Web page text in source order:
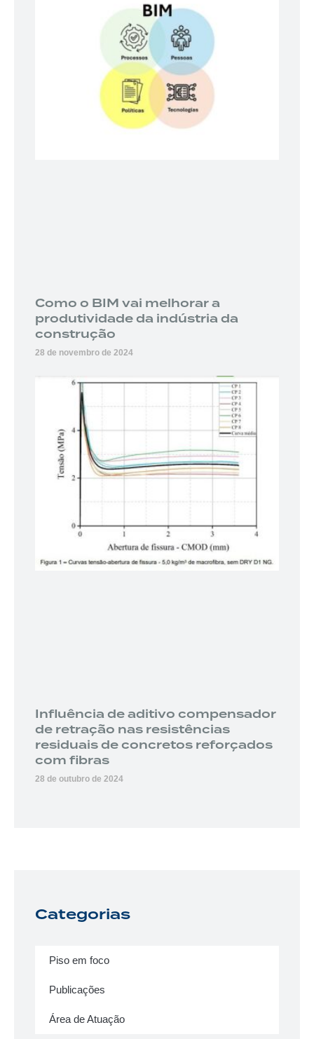
Como o BIM vai melhorar a
produtividade da indústria da
construção
28 de novembro de 2024
Influência de aditivo compensador
de retração nas resistências
residuais de concretos reforçados
com fibras
28 de outubro de 2024
Categorias
Piso em foco
Publicações
Área de Atuação